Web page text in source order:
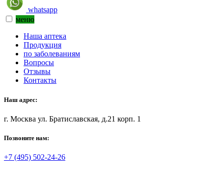
whatsapp
меню
Наша аптека
Продукция
по заболеваниям
Вопросы
Отзывы
Контакты
Наш адрес:
г. Москва ул. Братиславская, д.21 корп. 1
Позвоните нам:
+7 (495) 502-24-26